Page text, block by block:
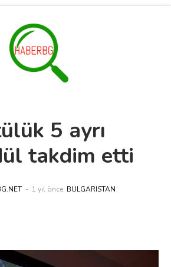
5 ayrı
takdim etti
1 yıl önce BULGARISTAN